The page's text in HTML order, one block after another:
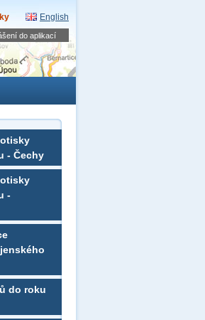
do aplikací
English
- Čechy
-
do roku